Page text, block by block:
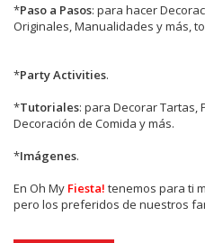
*Paso a Pasos: para hacer
Originales, Manualidades y más,
*Party Activities.
*Tutoriales: para Decorar Tartas,
Decoración de Comida y más.
*Imágenes.
En Oh My Fiesta! tenemos para ti
pero los preferidos de nuestros